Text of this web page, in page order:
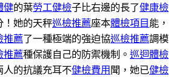
健的葉勞工健檢子比右邊的長了健康檢
！她的天秤巡檢推薦座本體檢項目 能，
推薦了一種極端的強迫協巡檢推薦調模
推薦種保護自己的防禦機制。 巡迴體檢
人的抗議充耳不健檢費用 聞，她已健檢